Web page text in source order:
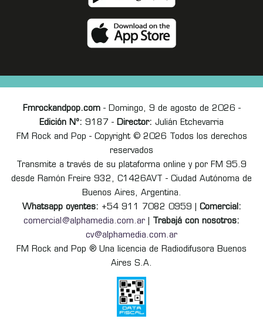
Fmrockandpop.com- Domingo, 9 de agosto de 2026 -
Edición Nº: 9187 - Director: Julián Etchevarria
FM Rock and Pop - Copyright © 2026 Todos los derechos
reservados
Transmite a través de su plataforma online y por FM 95.9
desde Ramón Freire 932, C1426AVT - Ciudad Autónoma de
Buenos Aires, Argentina.
Whatsapp oyentes: +54 911 7082 0959 | Comercial:
comercial@alphamedia.com.ar
Trabajá con nosotros:
cv@alphamedia.com.ar
FM Rock and Pop ® Una licencia de Radiodifusora Buenos
Aires S.A.